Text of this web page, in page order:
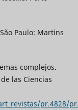
Paulo: Martins
complejos.
las Ciencias
pr.4828/